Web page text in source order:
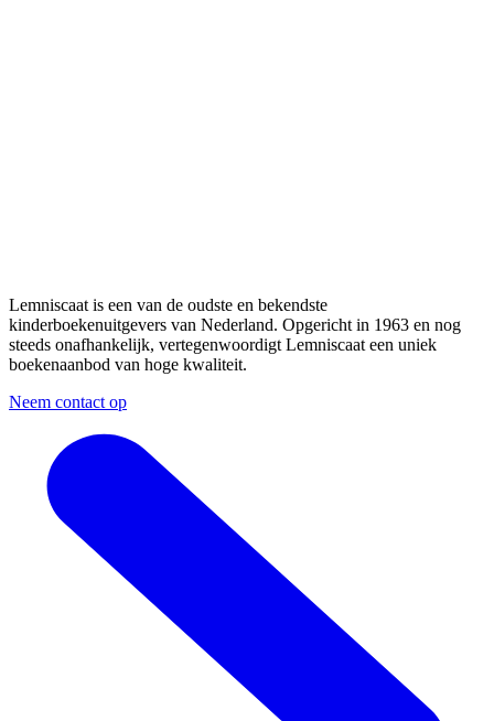
Lemniscaat is een van de oudste en bekendste
kinderboekenuitgevers van Nederland. Opgericht in 1963 en nog
steeds onafhankelijk, vertegenwoordigt Lemniscaat een uniek
boekenaanbod van hoge kwaliteit.
Neem contact op